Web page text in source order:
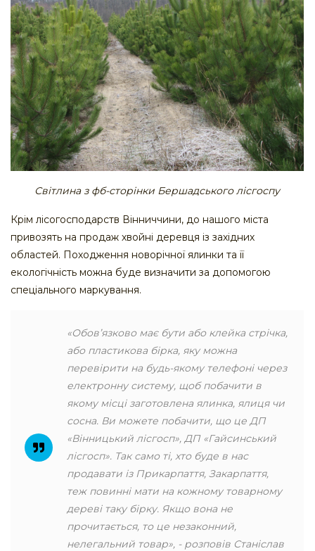
Світлина з фб-сторінки Бершадського лісгоспу
Крім лісогосподарств Вінниччини, до нашого міста
привозять на продаж хвойні деревця із західних
областей. Походження новорічної ялинки та її
екологічність можна буде визначити за допомогою
спеціального маркування.
«Обов’язково має бути або клейка стрічка,
або пластикова бірка, яку можна
перевірити на будь-якому телефоні через
електронну систему, щоб побачити в
якому місці заготовлена ялинка, ялиця чи
сосна. Ви можете побачити, що це ДП
«Вінницький лісгосп», ДП «Гайсинський
лісгосп». Так само ті, хто буде в нас
продавати із Прикарпаття, Закарпаття,
теж повинні мати на кожному товарному
дереві таку бірку. Якщо вона не
прочитається, то це незаконний,
нелегальний товар», - розповів Станіслав